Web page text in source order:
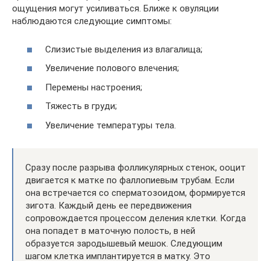
ощущения могут усиливаться. Ближе к овуляции
наблюдаются следующие симптомы:
Слизистые выделения из влагалища;
Увеличение полового влечения;
Перемены настроения;
Тяжесть в груди;
Увеличение температуры тела.
Сразу после разрыва фолликулярных стенок, ооцит
двигается к матке по фаллопиевым трубам. Если
она встречается со сперматозоидом, формируется
зигота. Каждый день ее передвижения
сопровождается процессом деления клетки. Когда
она попадет в маточную полость, в ней
образуется зародышевый мешок. Следующим
шагом клетка имплантируется в матку. Это